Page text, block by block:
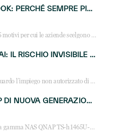
HP PROBOOK: PERCHÉ SEMPRE PIÙ AZIENDE SCELGONO NOTEBOOK PROGETTATI PER IL LAVORO MODERNO
HP ProBook: 5 motivi per cui le aziende scelgono i notebook business HP per migliorare produttività, sicurezza e gestione dell’AI.
SHADOW AI: IL RISCHIO INVISIBILE CHE LE AZIENDE POSSONO GOVERNARE
Shadow AI riguardo l’impiego non autorizzato di sistemi AI all’interno dell’azienda. E’ una pratica che si diffonde a partire dai dipendenti fino ai dirigenti e mette a repentaglio la cybersecurity, con costi più elevati per le organizzazioni. Due recenti report illustrano il fenomeno e forniscono dati in merito
NAS QNAP DI NUOVA GENERAZIONE: PIÙ PRESTAZIONI, SCALABILITÀ E PROTEZIONE DEI DATI PER LE INFRASTRUTTURE IT MODERNE
Scopri la nuova gamma NAS QNAP TS-h1465U-RP, TS-h1065eU e TS-h665U: storage aziendale con ZFS, DDR5, E1.S NVMe e connettività 2.5GbE per backup, virtualizzazione e cybersecurity.